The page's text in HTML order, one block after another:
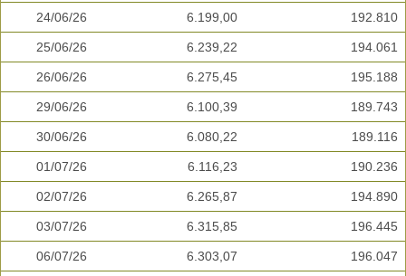
24/06/26 6.199,00 192.810
25/06/26 6.239,22 194.061
26/06/26 6.275,45 195.188
29/06/26 6.100,39 189.743
30/06/26 6.080,22 189.116
01/07/26 6.116,23 190.236
02/07/26 6.265,87 194.890
03/07/26 6.315,85 196.445
06/07/26 6.303,07 196.047